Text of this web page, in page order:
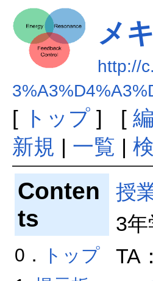
メ
http://
[ トップ] [
新規 | 一覧 |
授
3
TA
Conten
ts
0．
トップ